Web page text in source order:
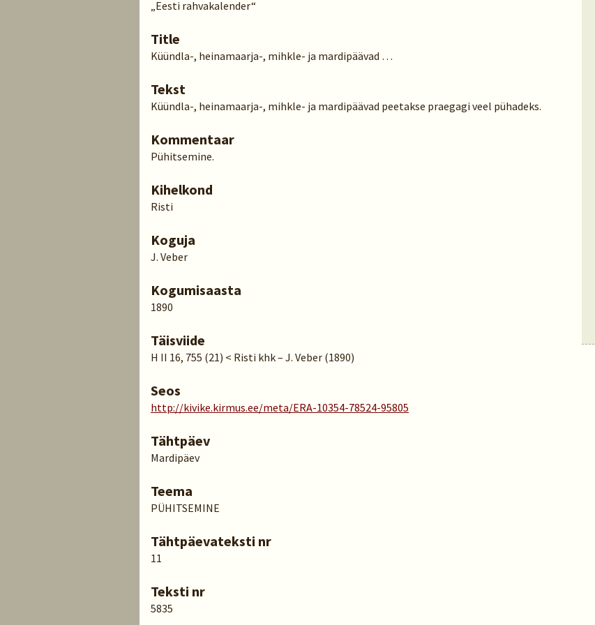
„Eesti rahvakalender“
Title
Küündla-, heinamaarja-, mihkle- ja mardipäävad …
Tekst
Küündla-, heinamaarja-, mihkle- ja mardipäävad peetakse praegagi veel pühadeks.
Kommentaar
Pühitsemine.
Kihelkond
Risti
Koguja
J. Veber
Kogumisaasta
1890
Täisviide
H II 16, 755 (21) < Risti khk – J. Veber (1890)
Seos
http://kivike.kirmus.ee/meta/ERA-10354-78524-95805
Tähtpäev
Mardipäev
Teema
PÜHITSEMINE
Tähtpäevateksti nr
11
Teksti nr
5835